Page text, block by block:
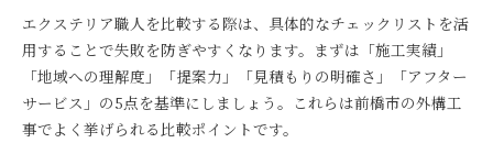
エクステリア職人を比較する際は、具体的なチェックリストを活
用することで失敗を防ぎやすくなります。まずは「施工実績」
「地域への理解度」「提案力」「見積もりの明確さ」「アフター
サービス」の5点を基準にしましょう。これらは前橋市の外構工
事でよく挙げられる比較ポイントです。